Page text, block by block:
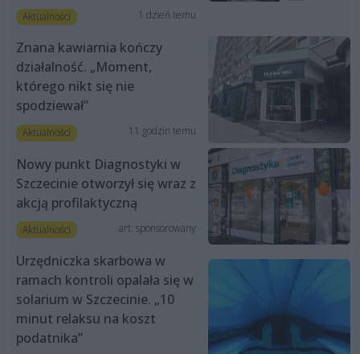
Aktualności 1 dzień temu
Znana kawiarnia kończy
działalność. „Moment,
którego nikt się nie
spodziewał”
Aktualności 11 godzin temu
Nowy punkt Diagnostyki w
Szczecinie otworzył się wraz z
akcją profilaktyczną
Aktualności art. sponsorowany
Urzędniczka skarbowa w
ramach kontroli opalała się w
solarium w Szczecinie. „10
minut relaksu na koszt
podatnika”